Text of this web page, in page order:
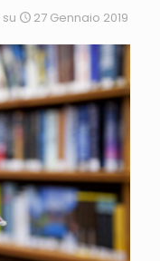
su 27 Gennaio 2019